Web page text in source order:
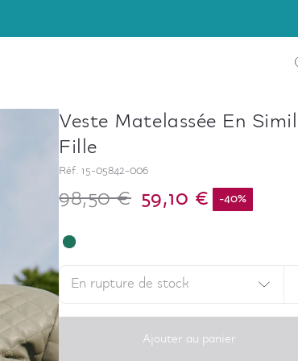
Veste Matelassée En
Fille
Réf. 15-05842-006
98,50 € 59,10 € -40%
En rupture de stock
Ajouter au panier